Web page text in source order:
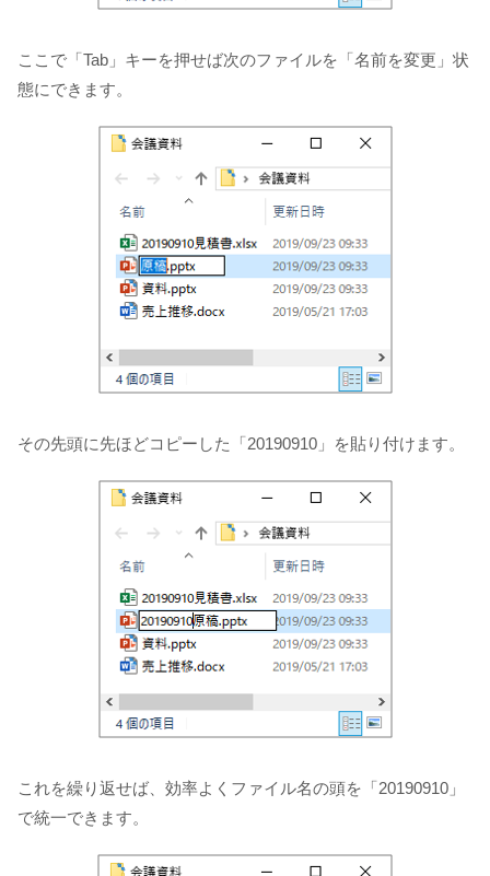
ここで「Tab」キーを押せば次のファイルを「名前を変更」状
態にできます。
その先頭に先ほどコピーした「20190910」を貼り付けます。
これを繰り返せば、効率よくファイル名の頭を「20190910」
で統一できます。